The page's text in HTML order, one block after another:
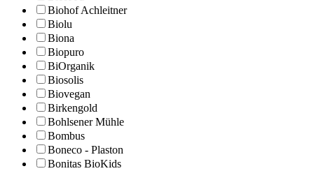
Biohof Achleitner
Biolu
Biona
Biopuro
BiOrganik
Biosolis
Biovegan
Birkengold
Bohlsener Mühle
Bombus
Boneco - Plaston
Bonitas BioKids